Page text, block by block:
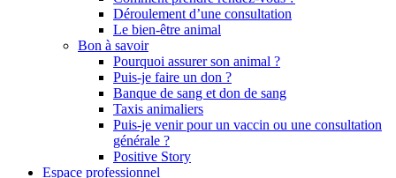
Déroulement d’une consultation
Le bien-être animal
Bon à savoir
Pourquoi assurer son animal ?
Puis-je faire un don ?
Banque de sang et don de sang
Taxis animaliers
Puis-je venir pour un vaccin ou une consultation
générale ?
Positive Story
Espace professionnel